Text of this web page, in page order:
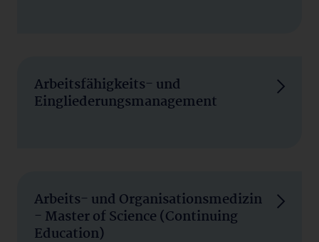
Arbeitsfähigkeits- und
Eingliederungsmanagement
Arbeits- und Organisationsmedizin
- Master of Science (Continuing
Education)